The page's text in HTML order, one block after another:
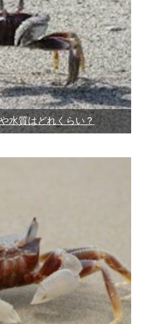
水質はどれくらい？